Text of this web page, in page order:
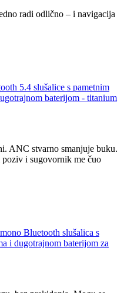
radi odlično – i navigacija
5.4 slušalice s pametnim
baterijom - titanium
ANC stvarno smanjuje buku.
i sugovornik me čuo
Bluetooth slušalica s
i dugotrajnom baterijom za